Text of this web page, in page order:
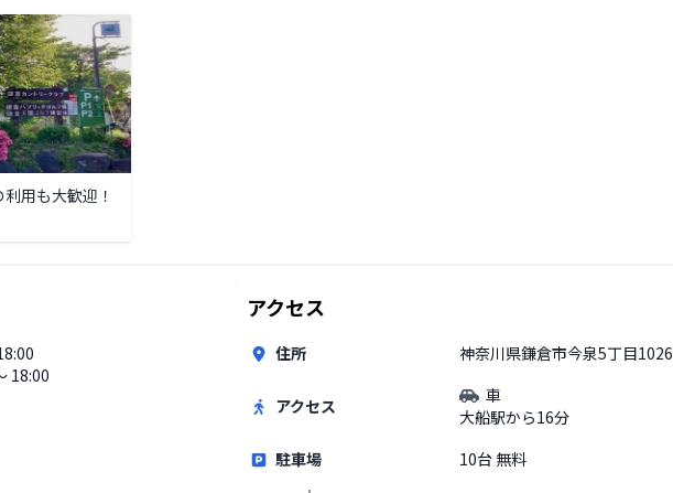
用も大歓迎！
18:00
アクセス
住所 神奈川県鎌倉市今泉5丁目1026
アクセス
車
大船駅から16分
駐車場
10台 無料